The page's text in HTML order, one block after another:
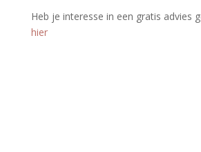
Heb je interesse in een gratis advies
hier